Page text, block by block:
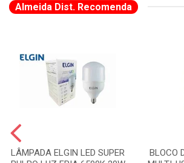
Almeida Dist. Recomenda
LÂMPADA ELGIN LED SUPER
BLOCO